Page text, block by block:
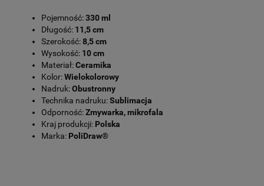
Pojemność:330 ml
Długość: 11,5 cm
Szerokość:8,5 cm
Wysokość: 10 cm
Materiał:Ceramika
Kolor:Wielokolorowy
Nadruk:Obustronny
Technika nadruku:Sublimacja
Odporność:Zmywarka, mikrofala
Kraj produkcji: Polska
Marka: PoliDraw®